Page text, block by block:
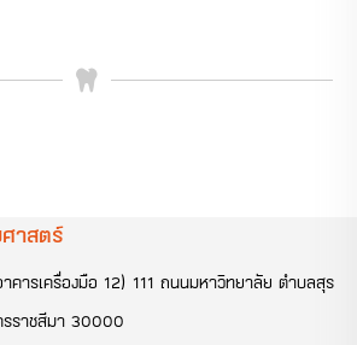
าสตร์
คารเครื่องมือ 12) 111 ถนนมหาวิทยาลัย ตำบลสุร
รราชสีมา 30000